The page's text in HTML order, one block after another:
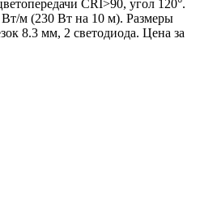
CRI>90, угол 120°.
м (230 Вт на 10 м). Размеры
8.3 мм, 2 светодиода. Цена за